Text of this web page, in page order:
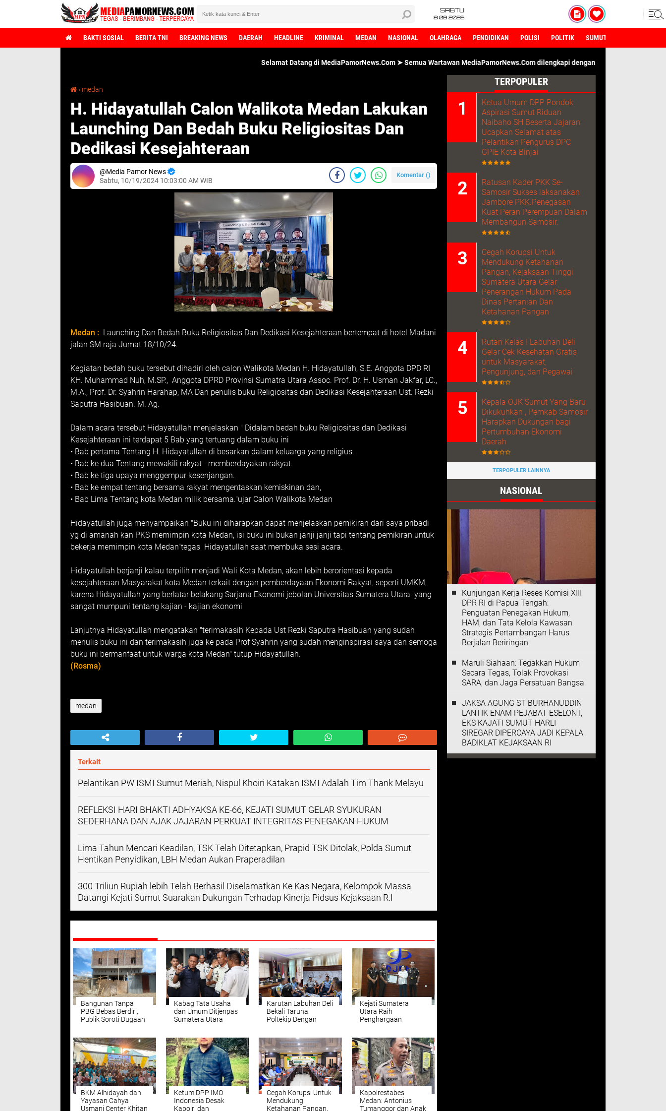
SABTU
8 08 2026
BAKTI SOSIAL BERITA TNI BREAKING NEWS DAERAH HEADLINE KRIMINAL MEDAN NASIONAL OLAHRAGA PENDIDIKAN POLISI POLITIK SUMUT
Selamat Datang di MediaPamorNews.Com ➤ Semua Wartawan MediaPamorNews.Com dilengkapi dengan ID Card Wartawan. Kami Adalah
› medan
H. Hidayatullah Calon Walikota Medan Lakukan
Launching Dan Bedah Buku Religiositas Dan
Dedikasi Kesejahteraan
Media Pamor News
Sabtu, 10/19/2024 10:03:00 AM WIB
Komentar ()
Medan : Launching Dan Bedah Buku Religiositas Dan Dedikasi Kesejahteraan bertempat di hotel Madani
jalan SM raja Jumat 18/10/24.
Kegiatan bedah buku tersebut dihadiri oleh calon Walikota Medan H. Hidayatullah, S.E. Anggota DPD RI
KH. Muhammad Nuh, M.SP., Anggota DPRD Provinsi Sumatra Utara Assoc. Prof. Dr. H. Usman Jakfar, LC.,
M.A., Prof. Dr. Syahrin Harahap, MA Dan penulis buku Religiositas dan Dedikasi Kesejahteraan Ust. Rezki
Saputra Hasibuan. M. Ag.
Dalam acara tersebut Hidayatullah menjelaskan " Didalam bedah buku Religiositas dan Dedikasi
Kesejahteraan ini terdapat 5 Bab yang tertuang dalam buku ini
• Bab pertama Tentang H. Hidayatullah di besarkan dalam keluarga yang religius.
• Bab ke dua Tentang mewakili rakyat - memberdayakan rakyat.
• Bab ke tiga upaya menggempur kesenjangan.
• Bab ke empat tentang bersama rakyat mengentaskan kemiskinan dan,
• Bab Lima Tentang kota Medan milik bersama."ujar Calon Walikota Medan
Hidayatullah juga menyampaikan "Buku ini diharapkan dapat menjelaskan pemikiran dari saya pribadi
yg di amanah kan PKS memimpin kota Medan, isi buku ini bukan janji janji tapi tentang pemikiran untuk
bekerja memimpin kota Medan"tegas Hidayatullah saat membuka sesi acara.
Hidayatullah berjanji kalau terpilih menjadi Wali Kota Medan, akan lebih berorientasi kepada
kesejahteraan Masyarakat kota Medan terkait dengan pemberdayaan Ekonomi Rakyat, seperti UMKM,
karena Hidayatullah yang berlatar belakang Sarjana Ekonomi jebolan Universitas Sumatera Utara yang
sangat mumpuni tentang kajian - kajian ekonomi
Lanjutnya Hidayatullah mengatakan "terimakasih Kepada Ust Rezki Saputra Hasibuan yang sudah
menulis buku ini dan terimakasih juga ke pada Prof Syahrin yang sudah menginspirasi saya dan semoga
buku ini bermanfaat untuk warga kota Medan" tutup Hidayatullah.
(Rosma)
medan
Terkait
Pelantikan PW ISMI Sumut Meriah, Nispul Khoiri Katakan ISMI Adalah Tim Thank Melayu
REFLEKSI HARI BHAKTI ADHYAKSA KE-66, KEJATI SUMUT GELAR SYUKURAN
SEDERHANA DAN AJAK JAJARAN PERKUAT INTEGRITAS PENEGAKAN HUKUM
Lima Tahun Mencari Keadilan, TSK Telah Ditetapkan, Prapid TSK Ditolak, Polda Sumut
Hentikan Penyidikan, LBH Medan Aukan Praperadilan
300 Triliun Rupiah lebih Telah Berhasil Diselamatkan Ke Kas Negara, Kelompok Massa
Datangi Kejati Sumut Suarakan Dukungan Terhadap Kinerja Pidsus Kejaksaan R.I
Bangunan Tanpa
PBG Bebas Berdiri,
Publik Soroti Dugaan
Kabag Tata Usaha
dan Umum Ditjenpas
Sumatera Utara
kepada Jajaran
Lapas Kelas IIA
Pancur Batu
Karutan Labuhan Deli
Bekali Taruna
Poltekip Dengan
Lapangan
Kejati Sumatera
Utara Raih
Penghargaan
Satuan Kerja Mitra
KPPN Medan II
BKM Alhidayah dan
Yayasan Cahya
Usmani Center Khitan
Ketum DPP IMO
Indonesia Desak
Kapolri dan
Cegah Korupsi Untuk
Mendukung
Ketahanan Pangan,
Kapolrestabes
Medan: Antonius
Tumanggor dan Anak
TERPOPULER
Ketua Umum DPP Pondok
Aspirasi Sumut Riduan
Naibaho SH Beserta Jajaran
Ucapkan Selamat atas
Pelantikan Pengurus DPC
GPIE Kota Binjai
Ratusan Kader PKK Se-
Samosir Sukses laksanakan
Jambore PKK.Penegasan
Kuat Peran Perempuan Dalam
Membangun Samosir.
Cegah Korupsi Untuk
Mendukung Ketahanan
Pangan, Kejaksaan Tinggi
Sumatera Utara Gelar
Penerangan Hukum Pada
Dinas Pertanian Dan
Ketahanan Pangan
Rutan Kelas I Labuhan Deli
Gelar Cek Kesehatan Gratis
untuk Masyarakat,
Pengunjung, dan Pegawai
Kepala OJK Sumut Yang Baru
Dikukuhkan , Pemkab Samosir
Harapkan Dukungan bagi
Pertumbuhan Ekonomi
Daerah
TERPOPULER LAINNYA
NASIONAL
Kunjungan Kerja Reses Komisi XIII
DPR RI di Papua Tengah:
Penguatan Penegakan Hukum,
HAM, dan Tata Kelola Kawasan
Strategis Pertambangan Harus
Berjalan Beriringan
Maruli Siahaan: Tegakkan Hukum
Secara Tegas, Tolak Provokasi
SARA, dan Jaga Persatuan Bangsa
JAKSA AGUNG ST BURHANUDDIN
LANTIK ENAM PEJABAT ESELON I,
EKS KAJATI SUMUT HARLI
SIREGAR DIPERCAYA JADI KEPALA
BADIKLAT KEJAKSAAN RI